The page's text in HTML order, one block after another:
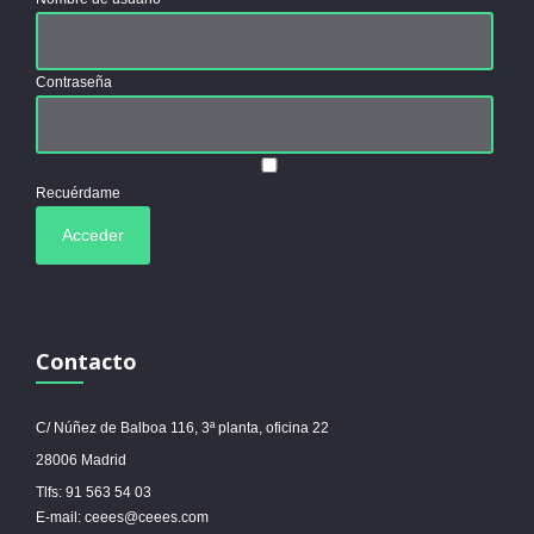
Contraseña
Recuérdame
Contacto
C/ Núñez de Balboa 116, 3ª planta, oficina 22
28006 Madrid
Tlfs: 91 563 54 03
E-mail: ceees@ceees.com